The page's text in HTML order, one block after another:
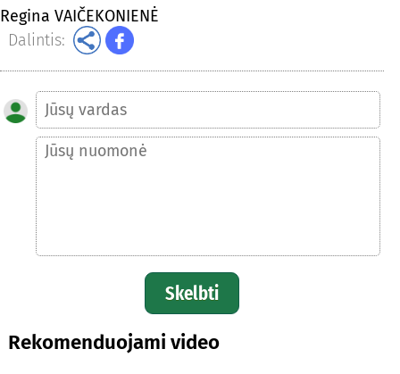
Regina VAIČEKONIENĖ
Dalintis:
Skelbti
Rekomenduojami video